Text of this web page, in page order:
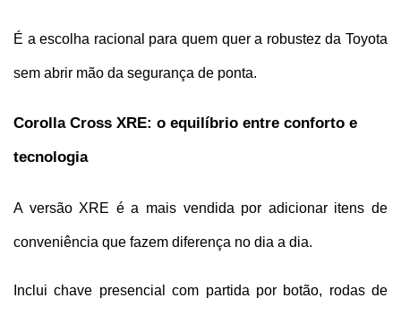
É a escolha racional para quem quer a robustez da Toyota
sem abrir mão da segurança de ponta.
Corolla Cross XRE: o equilíbrio entre conforto e
tecnologia
A versão XRE é a mais vendida por adicionar itens de
conveniência que fazem diferença no dia a dia.
Inclui chave presencial com partida por botão, rodas de